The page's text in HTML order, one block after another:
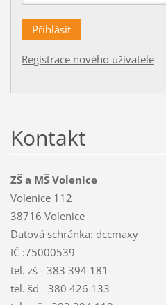
Registrace nového uživatele
Kontakt
ZŠ a MŠ Volenice
Volenice 112
38716 Volenice
Datová schránka: dccmaxy
IČ :75000539
tel. zš - 383 394 181
tel. šd - 380 426 133